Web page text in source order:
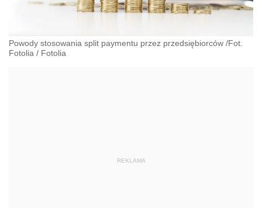
Powody stosowania split paymentu przez przedsiębiorców /Fot.
Fotolia / Fotolia